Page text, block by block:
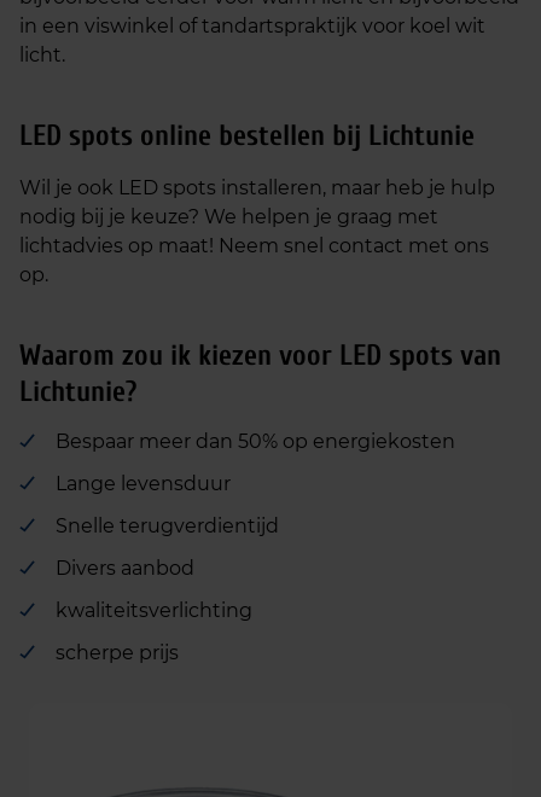
in een viswinkel of tandartspraktijk voor koel wit
licht.
LED spots online bestellen bij Lichtunie
Wil je ook LED spots installeren, maar heb je hulp
nodig bij je keuze? We helpen je graag met
lichtadvies op maat! Neem snel contact met ons
op.
Waarom zou ik kiezen voor LED spots van
Lichtunie?
Bespaar meer dan 50% op energiekosten
Lange levensduur
Snelle terugverdientijd
Divers aanbod
kwaliteitsverlichting
scherpe prijs